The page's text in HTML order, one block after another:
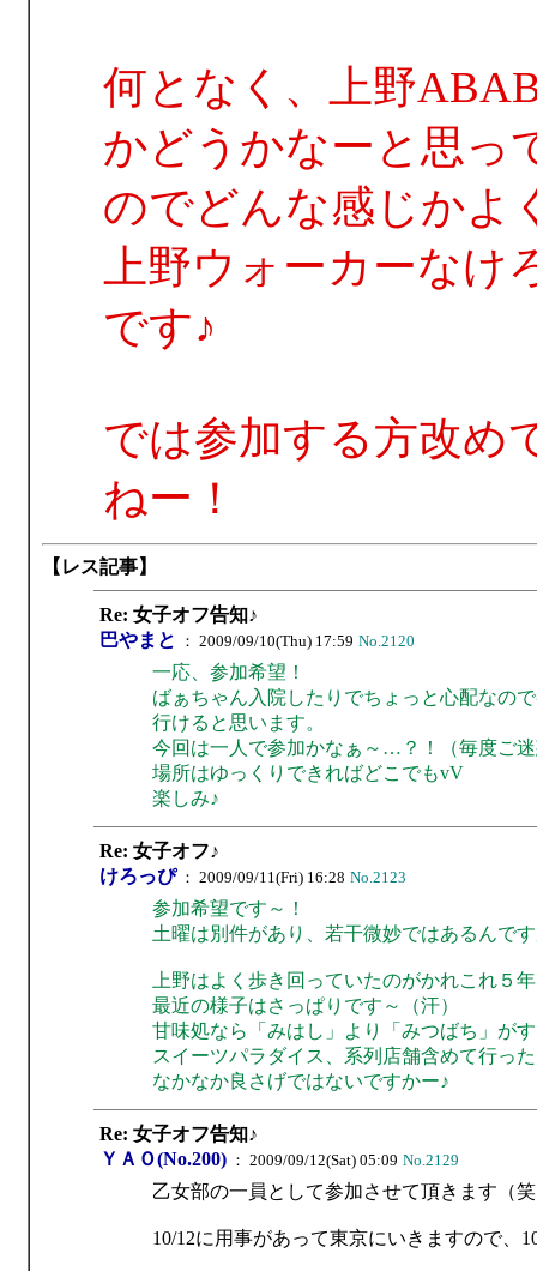
何となく、上野
かどうかなーと思っ
のでどんな感じかよ
上野ウォーカーな
です♪
では参加する方改め
ねー！
【レス記事】
Re: 女子オフ告知♪
巴やまと ： 2009/09/10(Thu) 17:59 No.2120
一応、参加希望！
ばぁちゃん入院したりでちょっと心配なの
行けると思います。
今回は一人で参加かなぁ～…？！（毎度ご
場所はゆっくりできればどこでもvV
楽しみ♪
Re: 女子オフ♪
けろっぴ： 2009/09/11(Fri) 16:28 No.2123
参加希望です～！
土曜は別件があり、若干微妙ではあるんで
上野はよく歩き回っていたのがかれこれ５
最近の様子はさっぱりです～（汗）
甘味処なら「みはし」より「みつばち」が
スイーツパラダイス、系列店舗含めて行っ
なかなか良さげではないですかー♪
Re: 女子オフ告知♪
ＹＡＯ(No.200)： 2009/09/12(Sat) 05:09 No.2129
乙女部の一員として参加させて頂きます（
10/12に用事があって東京にいきますので、